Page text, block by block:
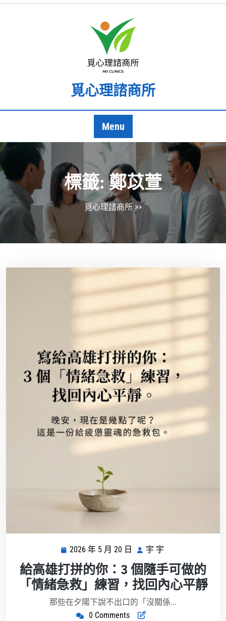
Skip
覓心理諮商所
Menu
標籤:鄭苡萱
覓心理諮商所 >>
2026 年 5 月 20 日
2026
年
5
月
20
日
宇 宇
宇
給高雄打拼的你：3 個隨手可做的
「情緒急救」練習，找回內心平靜
那些在夕陽下說不出口的「沒關係...
0 Comments